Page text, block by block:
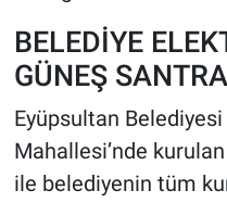
BELEDİYE
GÜNEŞ
Eyüpsultan Belediyesi
Mahallesi’nde
ile belediyenin tüm